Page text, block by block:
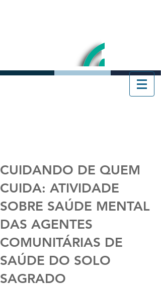
CUIDANDO DE QUEM
CUIDA: ATIVIDADE
SOBRE SAÚDE MENTAL
DAS AGENTES
COMUNITÁRIAS DE
SAÚDE DO SOLO
SAGRADO